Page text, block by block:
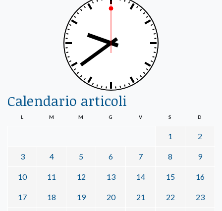
Calendario articoli
L M M G V S D
1 2
3 4 5 6 7 8 9
10 11 12 13 14 15 16
17 18 19 20 21 22 23